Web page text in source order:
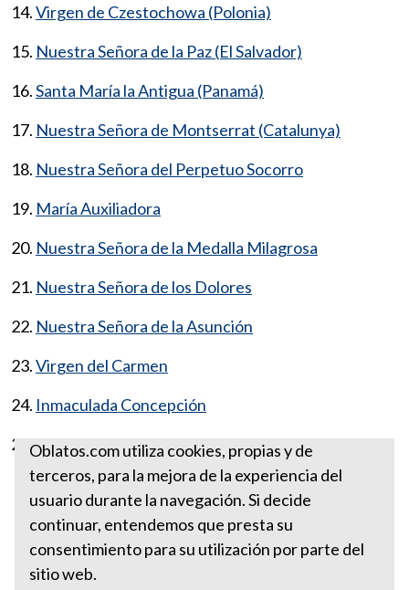
14.Virgen de Czestochowa (Polonia)
15. Nuestra Señora de la Paz (El Salvador)
16.Santa María la Antigua (Panamá)
17. Nuestra Señora de Montserrat (Catalunya)
18. Nuestra Señora del Perpetuo Socorro
19. María Auxiliadora
20. Nuestra Señora de la Medalla Milagrosa
21. Nuestra Señora de los Dolores
22. Nuestra Señora de la Asunción
23.Virgen del Carmen
24. Inmaculada Concepción
25.Virgen de la Candelaria
ADVOCACIONES MARIANAS
Nuestra Señora Desatanudos
Oblatos.com utiliza cookies, propias y de
terceros, para la mejora de la experiencia del
usuario durante la navegación. Si decide
continuar, entendemos que presta su
consentimiento para su utilización por parte del
sitio web.